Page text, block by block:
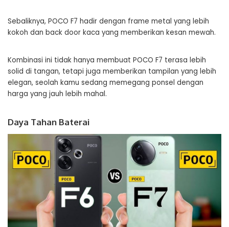
Sebaliknya, POCO F7 hadir dengan frame metal yang lebih
kokoh dan back door kaca yang memberikan kesan mewah.
Kombinasi ini tidak hanya membuat POCO F7 terasa lebih
solid di tangan, tetapi juga memberikan tampilan yang lebih
elegan, seolah kamu sedang memegang ponsel dengan
harga yang jauh lebih mahal.
Daya Tahan Baterai